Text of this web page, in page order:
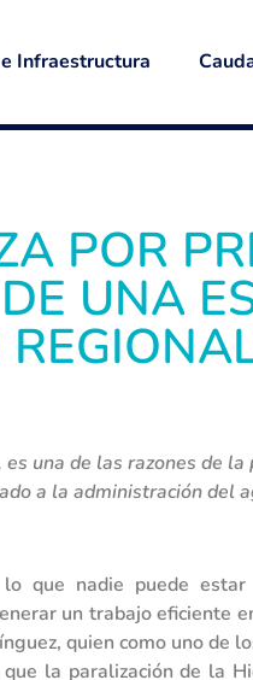
Infraestructura
POR
UNA
una de las razones de
a la administración del
que nadie puede estar
un trabajo eficiente
quien como uno de
la paralización de la